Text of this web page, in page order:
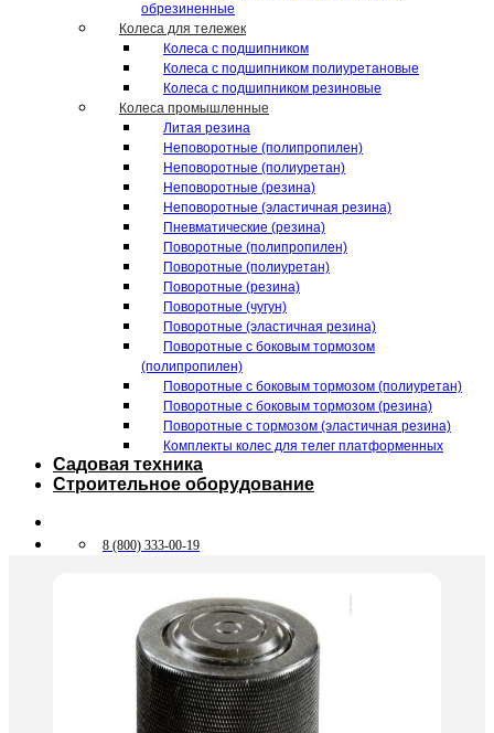
обрезиненные
Колеса для тележек
Колеса с подшипником
Колеса с подшипником полиуретановые
Колеса с подшипником резиновые
Колеса промышленные
Литая резина
Неповоротные (полипропилен)
Неповоротные (полиуретан)
Неповоротные (резина)
Неповоротные (эластичная резина)
Пневматические (резина)
Поворотные (полипропилен)
Поворотные (полиуретан)
Поворотные (резина)
Поворотные (чугун)
Поворотные (эластичная резина)
Поворотные c боковым тормозом
(полипропилен)
Поворотные c боковым тормозом (полиуретан)
Поворотные c боковым тормозом (резина)
Поворотные c тормозом (эластичная резина)
Комплекты колес для телег платформенных
Садовая техника
Строительное оборудование
8 (800) 333-00-19